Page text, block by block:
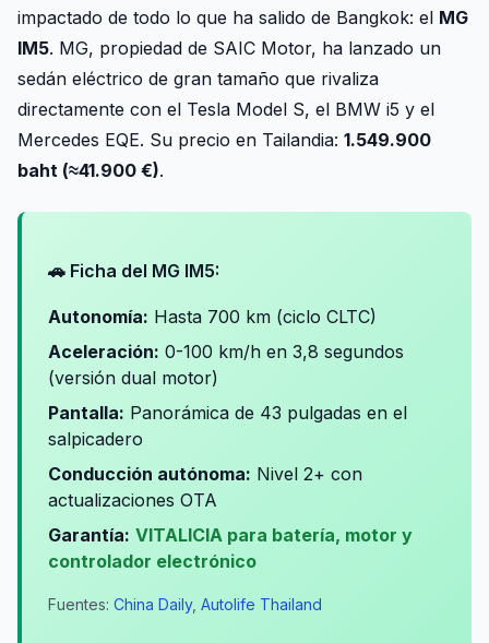
impactado de todo lo que ha salido de Bangkok: el MG
IM5. MG, propiedad de SAIC Motor, ha lanzado un
sedán eléctrico de gran tamaño que rivaliza
directamente con el Tesla Model S, el BMW i5 y el
Mercedes EQE. Su precio en Tailandia: 1.549.900
baht (≈41.900 €).
🚗 Ficha del MG IM5:
Autonomía: Hasta 700 km (ciclo CLTC)
Aceleración: 0-100 km/h en 3,8 segundos
(versión dual motor)
Pantalla: Panorámica de 43 pulgadas en el
salpicadero
Conducción autónoma: Nivel 2+ con
actualizaciones OTA
Garantía: VITALICIA para batería, motor y
controlador electrónico
Fuentes: China Daily, Autolife Thailand